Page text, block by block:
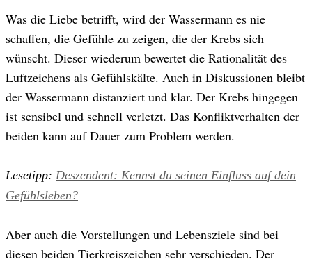
Was die Liebe betrifft, wird der Wassermann es nie
schaffen, die Gefühle zu zeigen, die der Krebs sich
wünscht. Dieser wiederum bewertet die Rationalität des
Luftzeichens als Gefühlskälte. Auch in Diskussionen bleibt
der Wassermann distanziert und klar. Der Krebs hingegen
ist sensibel und schnell verletzt. Das Konfliktverhalten der
beiden kann auf Dauer zum Problem werden.
Lesetipp: Deszendent: Kennst du seinen Einfluss auf dein
Gefühlsleben?
Aber auch die Vorstellungen und Lebensziele sind bei
diesen beiden Tierkreiszeichen sehr verschieden. Der